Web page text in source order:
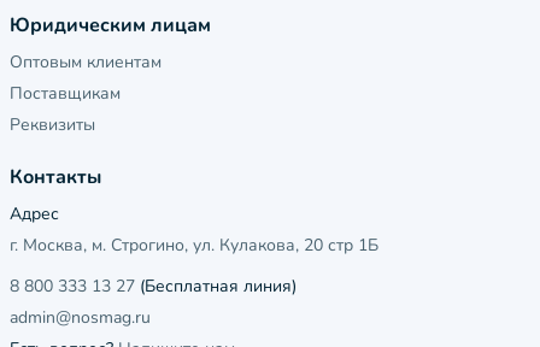
Юридическим лицам
Оптовым клиентам
Поставщикам
Реквизиты
Контакты
Адрес
г. Москва, м. Строгино, ул. Кулакова, 20 стр 1Б
8 800 333 13 27 (Бесплатная линия)
admin@nosmag.ru